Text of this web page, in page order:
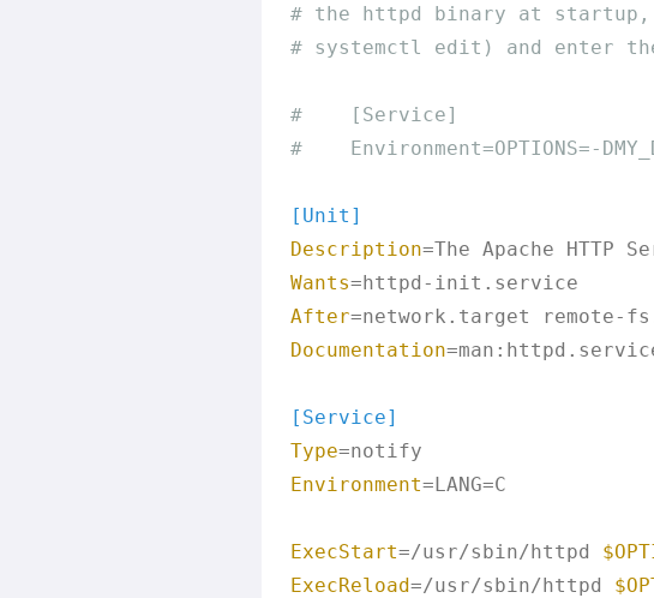
# the httpd binary
# systemctl
#    [Service]
#
[Unit]
Description
Wants
After
Documentation
[Service]
Type
Environment=LANG=C
ExecStart=/usr/sbin/httpd
ExecReload=/usr/sbin/httpd